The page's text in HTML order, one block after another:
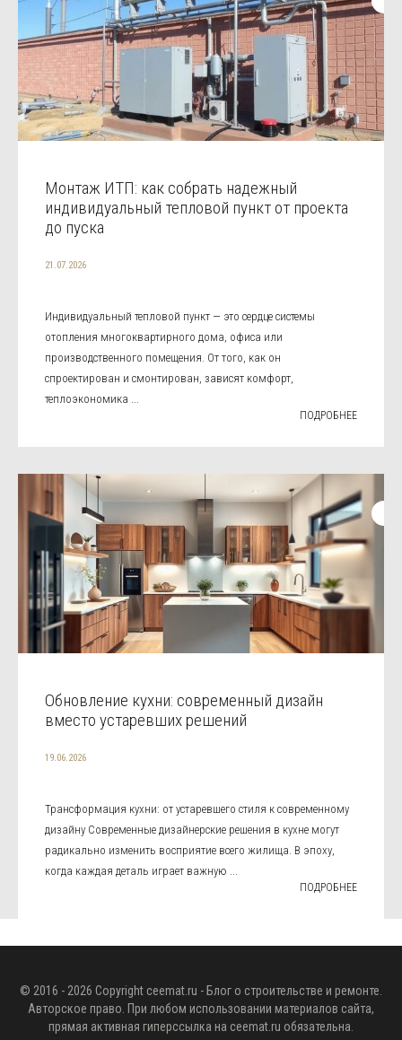
Монтаж ИТП: как собрать надежный
индивидуальный тепловой пункт от проекта
до пуска
21.07.2026
Индивидуальный тепловой пункт — это сердце системы
отопления многоквартирного дома, офиса или
производственного помещения. От того, как он
спроектирован и смонтирован, зависят комфорт,
теплоэкономика ...
ПОДРОБНЕЕ
Обновление кухни: современный дизайн
вместо устаревших решений
19.06.2026
Трансформация кухни: от устаревшего стиля к современному
дизайну Современные дизайнерские решения в кухне могут
радикально изменить восприятие всего жилища. В эпоху,
когда каждая деталь играет важную ...
ПОДРОБНЕЕ
© 2016 - 2026 Copyright ceemat.ru - Блог о строительстве и ремонте.
Авторское право. При любом использовании материалов сайта,
прямая активная гиперссылка на ceemat.ru обязательна.